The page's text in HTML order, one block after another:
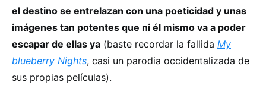
el destino se entrelazan con una poeticidad y unas
imágenes tan potentes que ni él mismo va a poder
escapar de ellas ya (baste recordar la fallida My
blueberry Nights, casi un parodia occidentalizada de
sus propias películas).